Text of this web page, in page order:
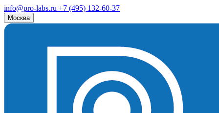
info@pro-labs.ru +7 (495) 132-60-37
Москва